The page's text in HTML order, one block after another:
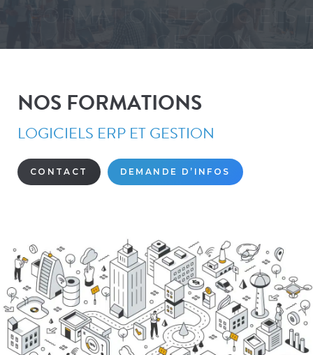
FORMATIONS LOGICIELS
GESTION
NOS FORMATIONS
LOGICIELS ERP ET GESTION
CONTACT DEMANDE D’INFOS